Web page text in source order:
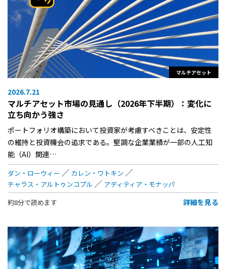
マルチアセット
2026.7.21
マルチアセット市場の見通し（2026年下半期）：変化に
立ち向かう強さ
ポートフォリオ構築において投資家が考慮すべきことは、安定性
の維持と投資機会の追求である。堅調な企業業績が一部の人工知
能（AI）関連…
ダン・ローウィー
カレン・ワトキン
チャラス・アルトゥンコプル
アディティア・モナッパ
約8分で読めます
詳細を見る